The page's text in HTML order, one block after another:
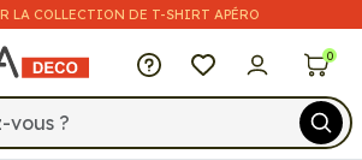
LA COLLECTION DE T-SHIRT APÉRO
MPA Déco 0